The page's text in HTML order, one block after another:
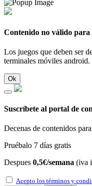
Contenido no válido para
Los juegos que deben ser
terminales móviles android.
Ok
Suscríbete al portal de
Decenas de contenidos
Pruébalo 7 días gratis
Despues 0,5€/semana (iva
Acepto los términos y